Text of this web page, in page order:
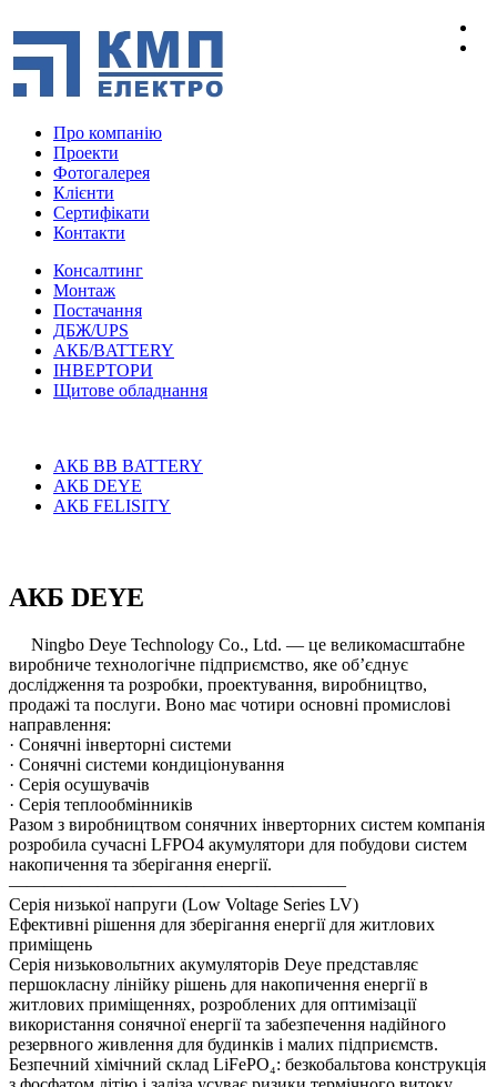
Про компанію
Проекти
Фотогалерея
Клієнти
Сертифікати
Контакти
Консалтинг
Монтаж
Постачання
ДБЖ/UPS
АКБ/BATTERY
ІНВЕРТОРИ
Щитове обладнання
АКБ BB BATTERY
АКБ DEYE
АКБ FELISITY
АКБ DEYE
Ningbo Deye Technology Co., Ltd. — це великомасштабне
виробниче технологічне підприємство, яке об’єднує
дослідження та розробки, проектування, виробництво,
продажі та послуги. Воно має чотири основні промислові
направлення:
· Сонячні інверторні системи
· Сонячні системи кондиціонування
· Серія осушувачів
· Серія теплообмінників
Разом з виробництвом сонячних інверторних систем компанія
розробила сучасні LFPO4 акумулятори для побудови систем
накопичення та зберігання енергії.
———————————————————
Серія низької напруги (Low Voltage Series LV)
Ефективні рішення для зберігання енергії для житлових
приміщень
Серія низьковольтних акумуляторів Deye представляє
першокласну лінійку рішень для накопичення енергії в
житлових приміщеннях, розроблених для оптимізації
використання сонячної енергії та забезпечення надійного
резервного живлення для будинків і малих підприємств.
Безпечний хімічний склад LiFePO₄: безкобальтова конструкція